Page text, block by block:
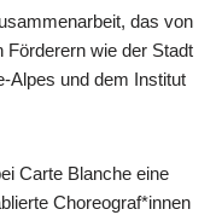
das von
Förderern wie der Stadt
Alpes und dem Institut
Carte Blanche eine
Choreograf*innen